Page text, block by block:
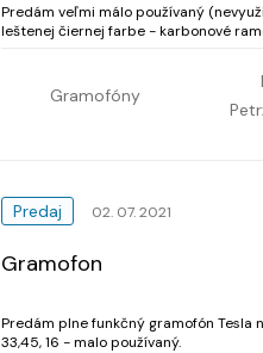
Predám veľmi málo používaný
leštenej čiernej farbe - karbonové
Gramofóny
Predaj 02. 07. 2021
Gramofon
Predám plne funkčný gramofón Tesla
33,45, 16 - malo používaný.